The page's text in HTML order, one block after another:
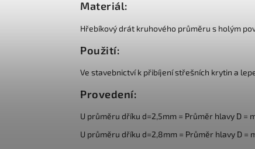
Materiál:
Hřebíkový drát kruhového průměru s holým
Použití:
Ve stavebnictví k přibíjení střešních krytin a
Provedení:
U průměru dříku d=2,5mm = Průměr hlavy D =
U průměru dříku d=2,8mm = Průměr hlavy D =